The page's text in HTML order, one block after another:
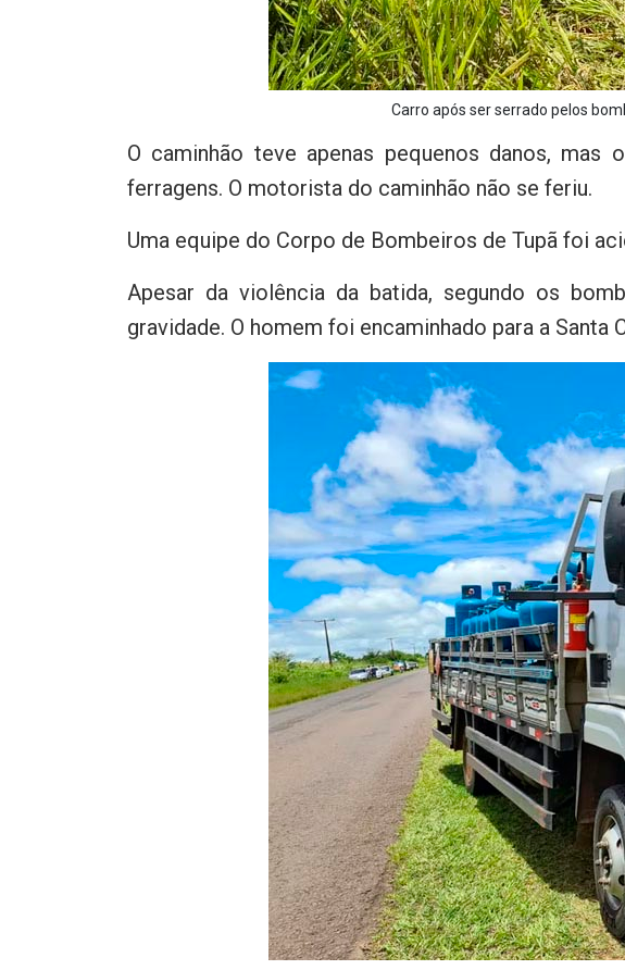
Carro após ser serrado pelos
O caminhão teve apenas pequenos danos,
ferragens. O motorista do caminhão não se feriu.
Uma equipe do Corpo de Bombeiros de Tupã foi
Apesar da violência da batida, segundo os
gravidade. O homem foi encaminhado para a Santa